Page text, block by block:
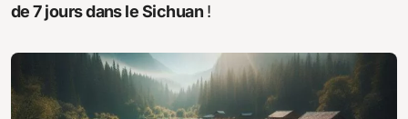
de 7 jours dans le Sichuan!